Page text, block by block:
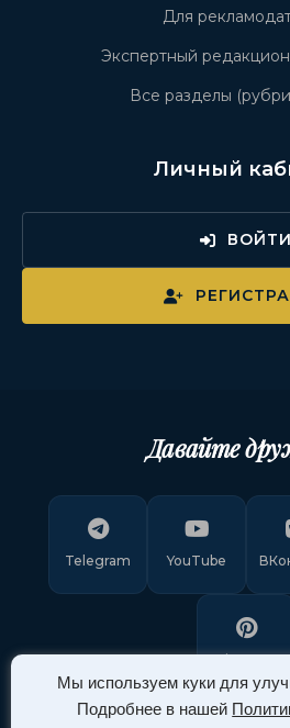
Мы используем куки для
Подробнее в нашей
Для
Экспертный
Все разделы
Личный
ВОЙТИ
Давайте
Telegram YouTube
Pinterest